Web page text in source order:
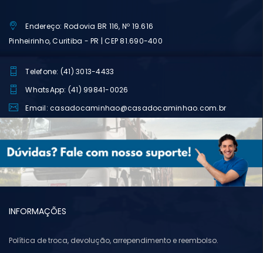
Endereço: Rodovia BR 116, Nº 19.616
Pinheirinho, Curitiba - PR | CEP 81.690-400
Telefone: (41) 3013-4433
WhatsApp: (41) 99841-0026
Email: casadocaminhao@casadocaminhao.com.br
INFORMAÇÕES
Política de troca, devolução, arrependimento e reembolso.